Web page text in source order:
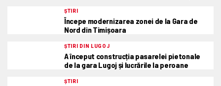
ȘTIRI
Începe modernizarea zonei de la Gara de
Nord din Timișoara
ȘTIRI DIN LUGOJ
A început construcția pasarelei pietonale
de la gara Lugoj și lucrările la peroane
ȘTIRI